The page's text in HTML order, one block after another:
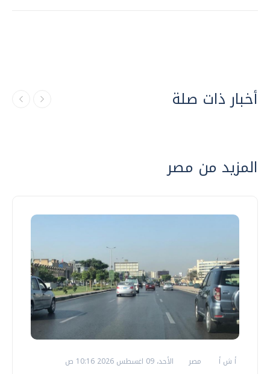
أخبار ذات صلة
المزيد من مصر
أ ش أ مصر الأحد، 09 اغسطس 2026 10:16 ص